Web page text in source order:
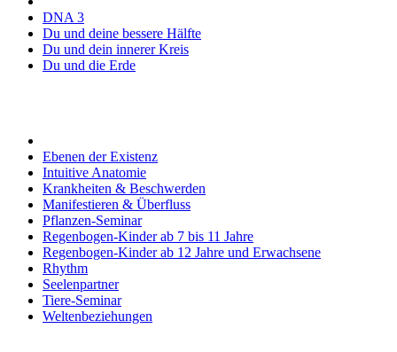
DNA 3
Du und deine bessere Hälfte
Du und dein innerer Kreis
Du und die Erde
Ebenen der Existenz
Intuitive Anatomie
Krankheiten & Beschwerden
Manifestieren & Überfluss
Pflanzen-Seminar
Regenbogen-Kinder ab 7 bis 11 Jahre
Regenbogen-Kinder ab 12 Jahre und Erwachsene
Rhythm
Seelenpartner
Tiere-Seminar
Weltenbeziehungen